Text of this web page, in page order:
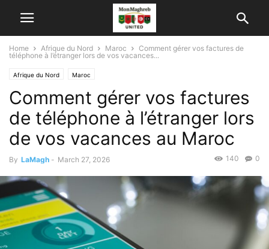
Home Afrique du Nord Maroc
Comment gérer vos factures de
téléphone à l’étranger lors de vos vacances...
Afrique du Nord Maroc
Comment gérer vos factures
de téléphone à l’étranger lors
de vos vacances au Maroc
By LaMagh - March 27, 2026 0
140